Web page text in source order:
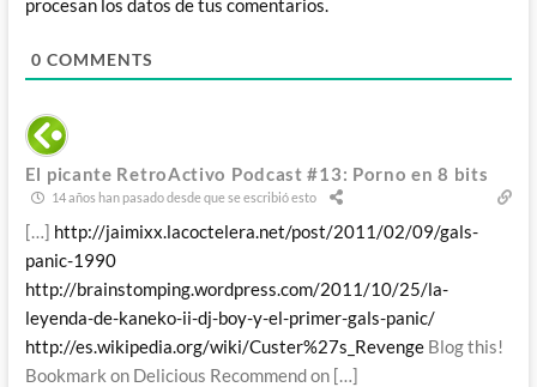
procesan los datos de tus comentarios.
0 COMMENTS
El picante RetroActivo Podcast #13: Porno en 8 bits
14 años han pasado desde que se escribió esto
[…] http://jaimixx.lacoctelera.net/post/2011/02/09/gals-
panic-1990
http://brainstomping.wordpress.com/2011/10/25/la-
leyenda-de-kaneko-ii-dj-boy-y-el-primer-gals-panic/
http://es.wikipedia.org/wiki/Custer%27s_RevengeBlog this!
Bookmark on Delicious Recommend on […]